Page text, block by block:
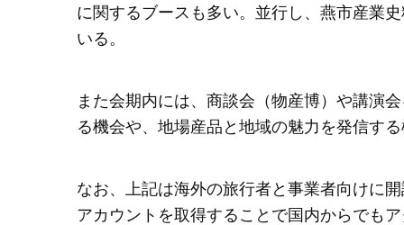
に関するブースも多い。並行し、燕市産業
いる。
また会期内には、商談会（物産博）や講演
る機会や、地場産品と地域の魅力を発信す
なお、上記は海外の旅行者と事業者向けに
アカウントを取得することで国内からでも